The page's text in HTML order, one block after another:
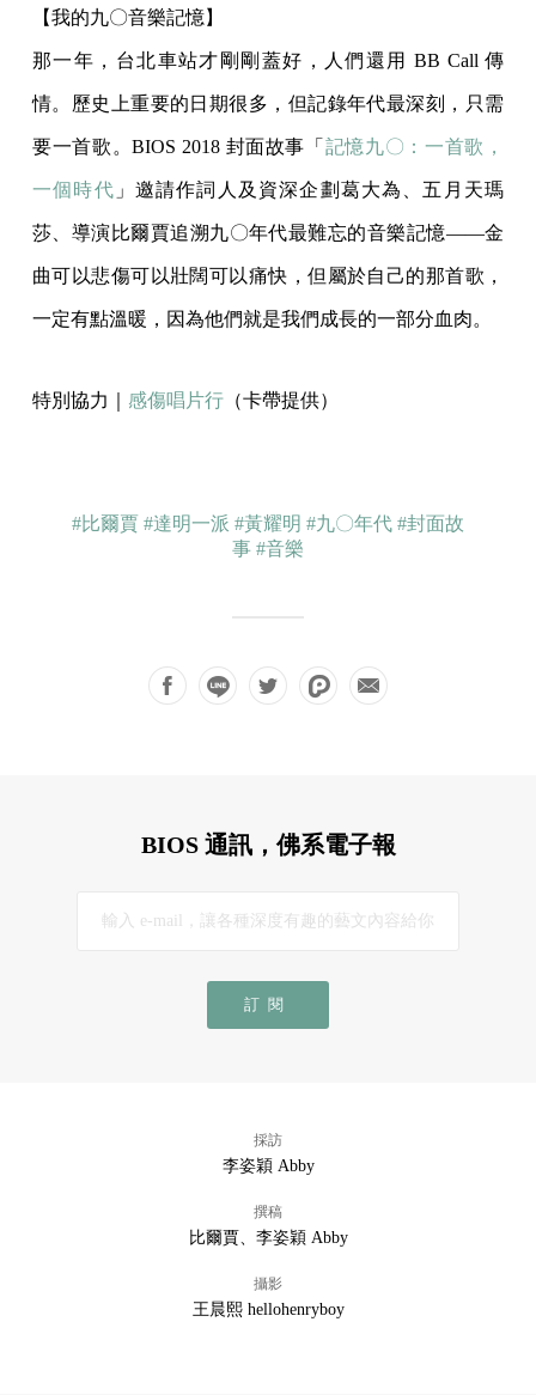
【我的九〇音樂記憶】
那一年，台北車站才剛剛蓋好，人們還用 BB Call 傳
情。歷史上重要的日期很多，但記錄年代最深刻，只需
要一首歌。BIOS 2018 封面故事「 記憶九〇：一首歌，
一個時代 」邀請作詞人及資深企劃葛大為、五月天瑪
莎、導演比爾賈追溯九〇年代最難忘的音樂記憶——金
曲可以悲傷可以壯闊可以痛快，但屬於自己的那首歌，
一定有點溫暖，因為他們就是我們成長的一部分血肉。
特別協力｜ 感傷唱片行 （卡帶提供）
#比爾賈 #達明一派 #黃耀明 #九〇年代 #封面故
事 #音樂
BIOS 通訊，佛系電子報
訂閱
採訪
李姿穎 Abby
撰稿
比爾賈、李姿穎 Abby
攝影
王晨熙 hellohenryboy